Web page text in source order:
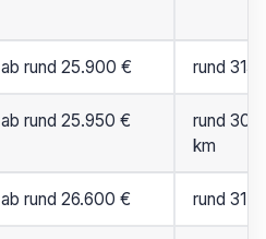
ab rund 25.900 € rund 315
ab rund 25.950 €
rund
km
ab rund 26.600 € rund 317